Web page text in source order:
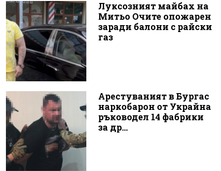
Луксозният майбах на
Митьо Очите опожарен
заради балони с райски
газ
Арестуваният в Бургас
наркобарон от Украйна
ръководел 14 фабрики
за др...